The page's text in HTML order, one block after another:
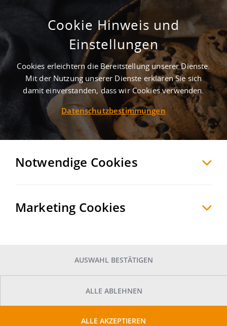
1Treffer -Gewerbegebiete in Langenbach
Langenbach
Möchten Sie diese Suche als Suchauftrag
Objekte informiert werden?
Cookie Hinweis und
Einstellungen
Cookies erleichtern die Bereitstellung unserer Dienste.
Mit der Nutzung unserer Dienste erklären Sie sich
damit einverstanden, dass wir Cookies verwenden.
Datenschutzbestimmungen
Notwendige Cookies
Marketing Cookies
AUSWAHL BESTÄTIGEN
ALLE ABLEHNEN
ALLE AKZEPTIEREN